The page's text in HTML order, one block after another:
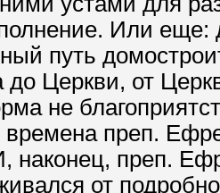
Или еще:
путь
Церкви, от
не
времена преп.
наконец, преп.
от